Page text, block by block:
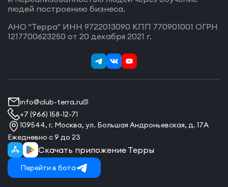
людей построению бизнеса.
АНО "Терра" ИНН 9722013090 КПП 770901001 ОГРН
1217700623250 от 20 декабря 2021 г.
info@club-terra.ru
+7 (966) 158-12-71
109544, г. Москва, ул. Большая Андроньевская, д. 17А
Ежедневно с 9 до 23
Скачать приложение Терры
Перейти в бота